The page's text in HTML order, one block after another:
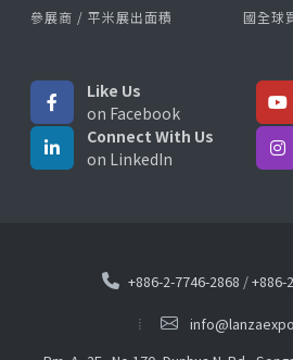
參展商 / 平米展出面積 國全球
Like Us
on Facebook
Connect With Us
on LinkedIn
+886-2-7746-2868 /+886-